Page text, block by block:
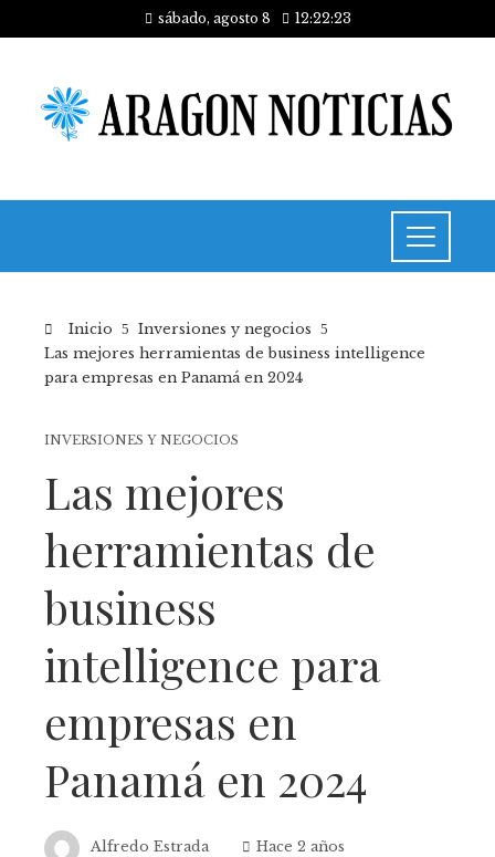
sábado, agosto 8 12:22:24
Inicio
Inversiones y negocios
Las mejores herramientas de business intelligence
para empresas en Panamá en 2024
INVERSIONES Y NEGOCIOS
Las mejores
herramientas de
business
intelligence para
empresas en
Panamá en 2024
Alfredo Estrada Hace 2 años